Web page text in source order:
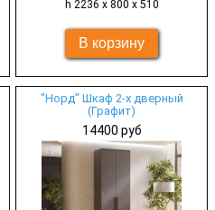
h 2236 х 800 х 510
"Норд" Шкаф 2-х дверный
(Графит)
14400 руб